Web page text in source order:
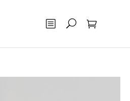
OtsingOstukorv